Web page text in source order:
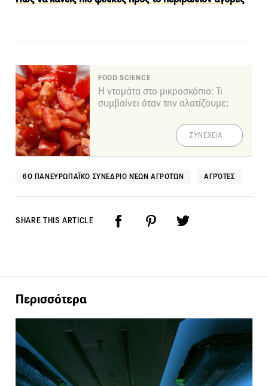
FOOD SCIENCE
Η ντομάτα στο μικροσκόπιο: Τι
συμβαίνει όταν την αλατίζουμε;
ΣΥΝΕΧΕΙΑ
6Ο ΠΑΝΕΥΡΩΠΑΪΚΌ ΣΥΝΈΔΡΙΟ ΝΈΩΝ ΑΓΡΟΤΏΝ ΑΓΡΌΤΕΣ
SHARE THIS ARTICLE
Περισσότερα